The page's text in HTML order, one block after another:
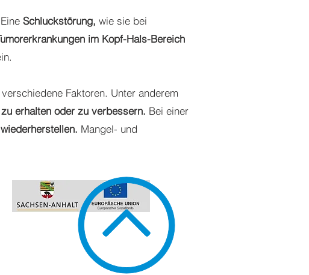
Schluckstörung, wie sie bei
im Kopf-Hals-Bereich
Faktoren. Unter anderem
erhalten oder zu verbessern. Bei einer
Mangel- und